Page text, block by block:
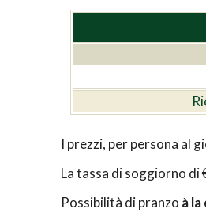
I prezzi, per persona al
La tassa di soggiorno di
Possibilità di pranzo à